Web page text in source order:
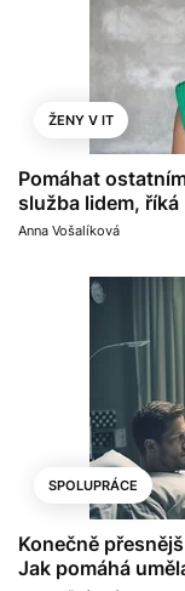
ŽENY V IT
Pomáhat
služba lidem, říká
Anna Vošalíková
SPOLUPRÁCE
Konečně
Jak pomáhá